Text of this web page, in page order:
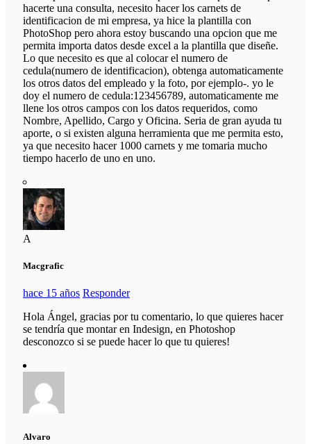
hacerte una consulta, necesito hacer los carnets de
identificacion de mi empresa, ya hice la plantilla con
PhotoShop pero ahora estoy buscando una opcion que me
permita importa datos desde excel a la plantilla que diseñe.
Lo que necesito es que al colocar el numero de
cedula(numero de identificacion), obtenga automaticamente
los otros datos del empleado y la foto, por ejemplo-. yo le
doy el numero de cedula:123456789, automaticamente me
llene los otros campos con los datos requeridos, como
Nombre, Apellido, Cargo y Oficina. Seria de gran ayuda tu
aporte, o si existen alguna herramienta que me permita esto,
ya que necesito hacer 1000 carnets y me tomaria mucho
tiempo hacerlo de uno en uno.
A
Macgrafic
hace 15 años Responder
Hola Ángel, gracias por tu comentario, lo que quieres hacer
se tendría que montar en Indesign, en Photoshop
desconozco si se puede hacer lo que tu quieres!
Alvaro